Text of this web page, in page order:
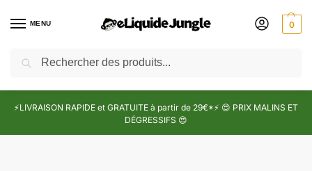
MENU 0
⚡LIVRAISON RAPIDE et GRATUITE à partir de 29€*⚡ 😍 PRIX MALINS ET
DÉGRESSIFS 😍